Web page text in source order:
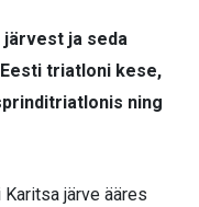
järvest ja seda
triatloni kese,
ning
järve ääres